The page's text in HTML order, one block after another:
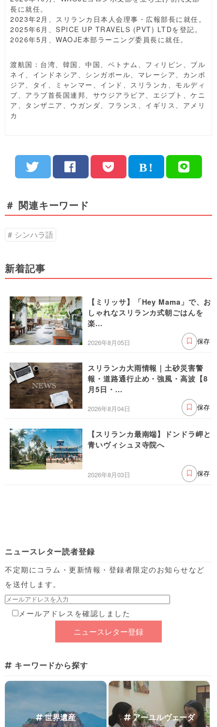
長に就任。
2023年2月、スリランカ日本人会理事・広報部長に就任。
2025年6月、SPICE UP TRAVELS (PVT) LTDを登記。
2026年5月、WAOJE本部ラーニング委員長に就任。
渡航国：台湾、韓国、中国、ベトナム、フィリピン、ブル
ネイ、インドネシア、シンガポール、マレーシア、カンボ
ジア、タイ、ミャンマー、インド、スリランカ、モルディ
ブ、アラブ首長国連邦、サウジアラビア、エジプト、ケニ
ア、タンザニア、ウガンダ、フランス、イギリス、アメリ
カ
＃ 関連キーワード
シンハラ語
新着記事
【ミリッサ】「Hey Mama」で、お
しゃれなスリランカ式朝ごはんを
楽...
2026年8月05日 保存
スリランカ大雨情報｜土砂災害警
報・道路通行止め・強風・高波【8
月5日・...
2026年8月04日 保存
【スリランカ最南端】ドンドラ岬と
青いヴィシュヌ寺院へ
2026年8月03日 保存
ニュースレター読者登録
不定期にコラム・更新情報・登録者限定のお知らせなど
を送付します。
メールアドレスを確認しました
キーワードから探す
世界遺産 アーユルヴェーダ